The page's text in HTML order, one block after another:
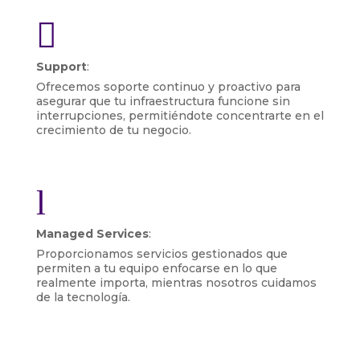

Support:
Ofrecemos soporte continuo y proactivo para
asegurar que tu infraestructura funcione sin
interrupciones, permitiéndote concentrarte en el
crecimiento de tu negocio.
l
Managed Services:
Proporcionamos servicios gestionados que
permiten a tu equipo enfocarse en lo que
realmente importa, mientras nosotros cuidamos
de la tecnología.